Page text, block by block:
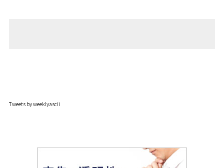
Tweets by weeklyascii